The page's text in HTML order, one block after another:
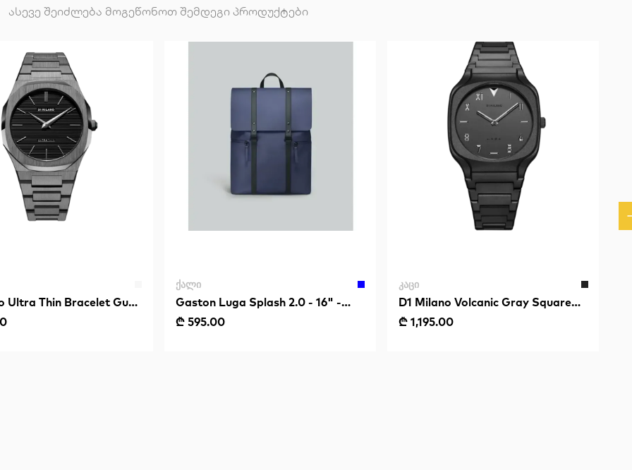
ასევე შეიძლება მოგეწონოთ შემდეგი პროდუქტები
Ultra Thin Bracelet Gun
ᲥᲐᲚᲘ
Gaston Luga Splash 2.0 - 16" -
Dark Blue
₾ 595.00
ᲙᲐᲪᲘ
D1 Milano Volcanic Gray Square
Bracelet
₾ 1,195.00